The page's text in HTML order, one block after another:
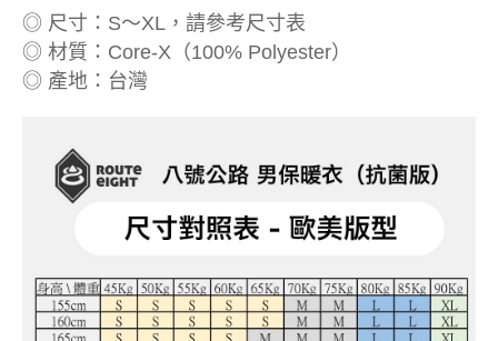
◎ 尺寸：S～XL，請參考尺寸表
◎ 材質：Core-X（100% Polyester）
◎ 產地：台灣